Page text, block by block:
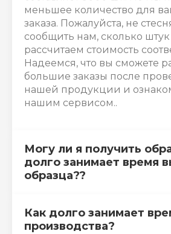
меньшее количество для
заказа. Пожалуйста, не
сообщить нам, сколько
рассчитаем стоимость
Надеемся, что вы сможете
большие заказы после
нашей продукции и
нашим сервисом..
Могу ли я получить
долго занимает время
образца??
Как долго занимает
производства?